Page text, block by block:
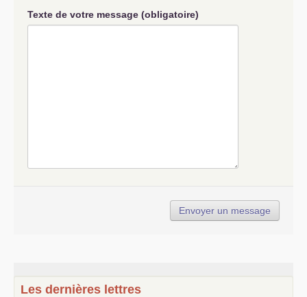
Texte de votre message (obligatoire)
Les dernières lettres